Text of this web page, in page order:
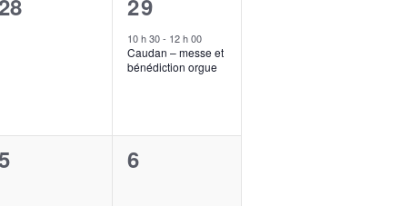
évènement,
10 h 30- 12 h 00
Caudan – messe et
bénédiction orgue
0
6